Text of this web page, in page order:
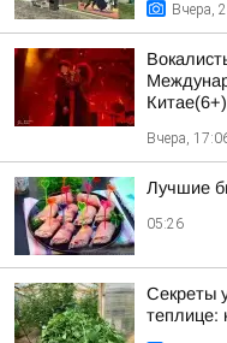
Вчера,
Китае(6+)
Вчера,
Лучшие
05:26
Секреты
теплице: